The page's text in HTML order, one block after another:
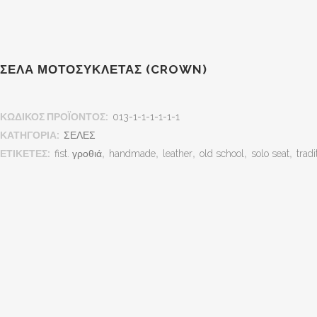
ΣΈΛΑ ΜΟΤΟΣΥΚΛΈΤΑΣ (CROWN)
ΚΩΔΙΚΌΣ ΠΡΟΪΌΝΤΟΣ: 013-1-1-1-1-1-1
ΚΑΤΗΓΟΡΊΑ: ΣΕΛΕΣ
ΕΤΙΚΈΤΕΣ: fist. γροθιά, handmade, leather, old school , solo seat,